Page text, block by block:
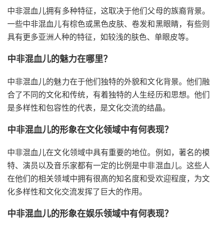
中非混血儿拥有多种特征，这取决于他们父母的族裔背景。
一些中非混血儿有棕色或黑色皮肤、卷发和黑眼睛，有些则
具有更多亚洲人种的特征，如较浅的肤色、单眼皮等。
中非混血儿的魅力在哪里？
中非混血儿的魅力在于他们独特的外貌和文化背景。他们融
合了不同的文化和传统，有着独特的人生经历和思想。他们
是多样性和包容性的代表，是文化交流的结晶。
中非混血儿的形象在文化领域中有何表现？
中非混血儿在文化领域中具有重要的地位。例如，著名的模
特、演员以及音乐家都有一定的比例是中非混血儿。这些人
在他们的相关领域中拥有很高的知名度和受欢迎程度，为文
化多样性和文化交流发挥了巨大的作用。
中非混血儿的形象在娱乐领域中有何表现？